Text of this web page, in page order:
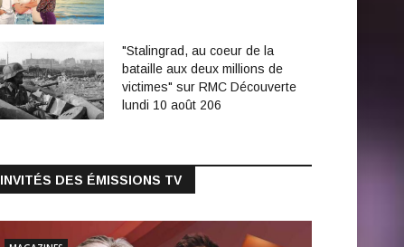
"Stalingrad, au coeur de la
bataille aux deux millions de
victimes" sur RMC Découverte
lundi 10 août 206
INVITÉS DES ÉMISSIONS TV